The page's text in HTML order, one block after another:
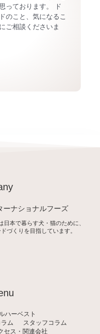
っております。 ド
のこと、気になるこ
ご相談くださいま
ーナショナルフーズ
本で暮らす犬・猫のために、
づくりを目指しています。
ハーベスト
ラム
スタッフコラム
セス・関連会社